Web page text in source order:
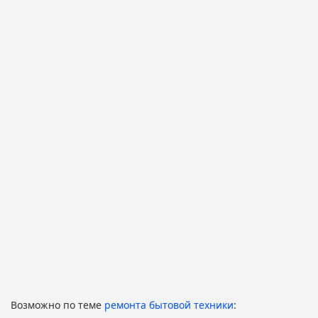
Возможно по теме ремонта бытовой техники: